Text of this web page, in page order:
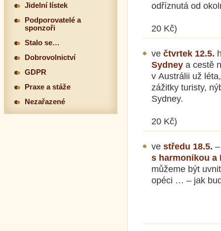
odříznutá od
20 Kč)
ve čtvrtek 12.5.
Sydney a cestě
v Austrálii už
zážitky turisty,
Sydney.
20 Kč)
ve středu 18.5.
s harmonikou a
můžeme být
opéci …
Jidelní lístek
Podporovatelé a
sponzoři
Stalo se…
Dobrovolnictví
GDPR
Praxe a stáže
Nezařazené